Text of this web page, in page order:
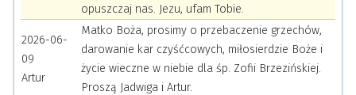
opuszczaj nas. Jezu, ufam Tobie.
2026-06-
09
Artur
Matko Boża, prosimy o przebaczenie grzechów,
darowanie kar czyśćcowych, miłosierdzie Boże i
życie wieczne w niebie dla śp. Zofii Brzezińskiej.
Proszą Jadwiga i Artur.